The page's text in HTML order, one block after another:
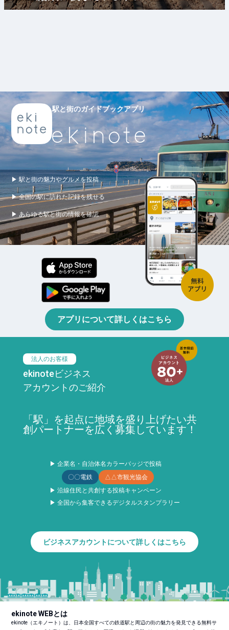
駅と街のガイドブックアプリ
▶ 駅と街の魅力やグルメを投稿
▶ 全国の駅に訪れた記録を残せる
▶ あらゆる駅と街の情報を確認
アプリについて詳しくはこちら
法人のお客様
ekinoteビジネス
アカウントのご紹介
「駅」を起点に地域を盛り上げたい共
創パートナーを広く募集しています！
▶ 企業名・自治体名カラーバッジで投稿
〇〇電鉄
△△市観光協会
▶ 沿線住民と共創する投稿キャンペーン
▶ 全国から集客できるデジタルスタンプラリー
ビジネスアカウントについて詳しくはこちら
ekinote WEBとは
ekinote（エキノート）は、日本全国すべての鉄道駅と周辺の街の魅力を発見できる無料サ